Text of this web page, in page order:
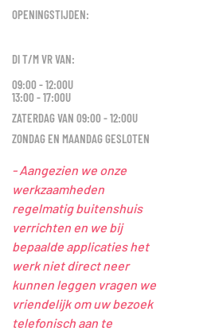
OPENINGSTIJDEN:
DI T/M VR VAN:
09:00 - 12:00U
13:00 - 17:00U
ZATERDAG VAN 09:00 - 12:00U
ZONDAG EN MAANDAG GESLOTEN
- Aangezien we onze
werkzaamheden
regelmatig buitenshuis
verrichten en we bij
bepaalde applicaties het
werk niet direct neer
kunnen leggen vragen we
vriendelijk om uw bezoek
telefonisch aan te